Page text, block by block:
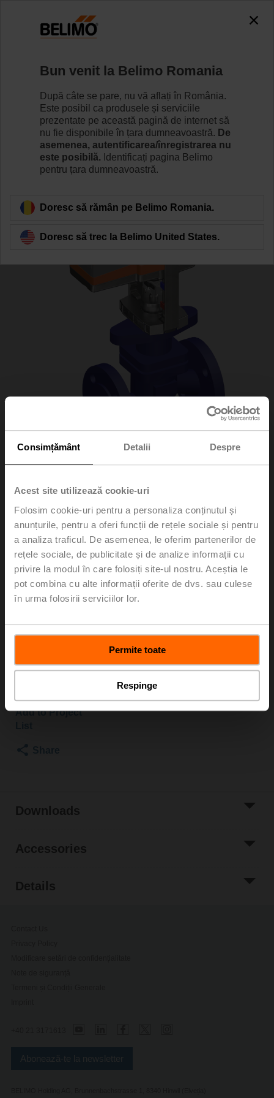
Consimțământ Detalii Despre
Acest site utilizează cookie-uri
Folosim cookie-uri pentru a personaliza conținutul și
anunțurile, pentru a oferi funcții de rețele sociale și pentru
a analiza traficul. De asemenea, le oferim partenerilor de
rețele sociale, de publicitate și de analize informații cu
privire la modul în care folosiți site-ul nostru. Aceștia le
pot combina cu alte informații oferite de dvs. sau culese
în urma folosirii serviciilor lor.
Permite toate
Respinge
H6032X10-S2/SV230A-TPC
Learn more
H6032X10-
S2/SV230A-TPC
Globe valve, 2-way, DN 32, Flange, PN 25, ps
2500 kPa, Kvs 10 m³/h, Fluid temperature 5...150°C
[41...302°F]
Globe valve actuator, 1500 N, AC 100...240 V,
Open/close, 3-point, 150 s, Stroke 20 mm, IP54,
Actuator supplied separately
Please contact your local Sales Representative for
ordering.
Add to Cart
Add to Project
Downloads
Accessories
Details
Bun venit la Belimo Romania
După câte se pare, nu vă aflați în România.
Este posibil ca produsele și serviciile
prezentate pe această pagină de internet să
nu fie disponibile în țara dumneavoastră. De
asemenea, autentificarea/înregistrarea nu
este posibilă. Identificați pagina Belimo
pentru țara dumneavoastră.
Doresc să rămân pe Belimo Romania.
Doresc să trec la Belimo United States.